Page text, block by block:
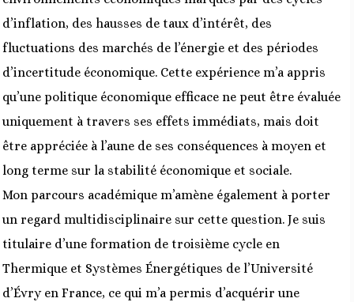
d’inflation, des hausses de taux d’intérêt, des
fluctuations des marchés de l’énergie et des périodes
d’incertitude économique. Cette expérience m’a appris
qu’une politique économique efficace ne peut être évaluée
uniquement à travers ses effets immédiats, mais doit
être appréciée à l’aune de ses conséquences à moyen et
long terme sur la stabilité économique et sociale.
Mon parcours académique m’amène également à porter
un regard multidisciplinaire sur cette question. Je suis
titulaire d’une formation de troisième cycle en
Thermique et Systèmes Énergétiques de l’Université
d’Évry en France, ce qui m’a permis d’acquérir une